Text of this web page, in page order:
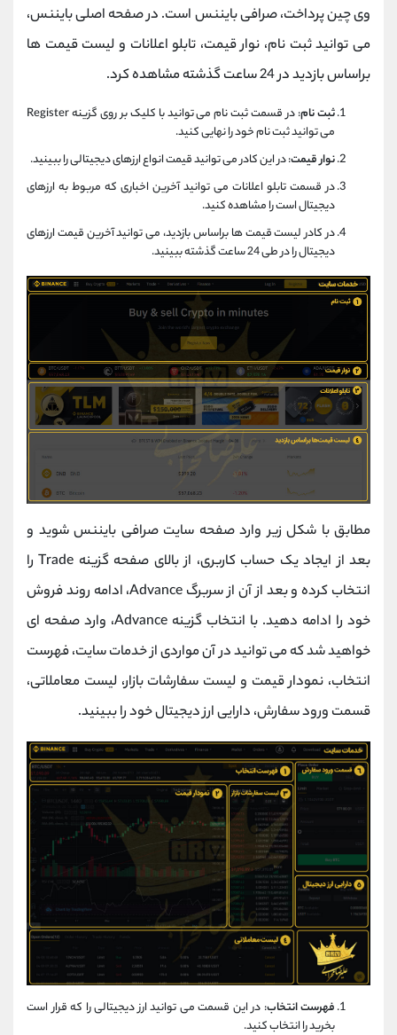
وی چین پرداخت، صرافی بایننس است. در صفحه اصلی بایننس،
می توانید ثبت نام، نوار قیمت، تابلو اعلانات و لیست قیمت ها
براساس بازدید در 24 ساعت گذشته مشاهده کرد.
ثبت نام
: در قسمت ثبت نام می توانید با کلیک بر روی گزینه Register
می توانید ثبت نام خود را نهایی کنید.
نوار قیمت: در این کادر می توانید قیمت انواع ارزهای دیجیتالی را ببینید.
در قسمت تابلو اعلانات می توانید آخرین اخباری که مربوط به ارزهای
دیجیتال است را مشاهده کنید.
در کادر لیست قیمت ها براساس بازدید، می توانید آخرین قیمت ارزهای
دیجیتال را در طی 24 ساعت گذشته ببینید.
مطابق با شکل زیر وارد صفحه سایت صرافی بایننس شوید و
بعد از ایجاد یک حساب کاربری، از بالای صفحه گزینه Trade را
انتخاب کرده و بعد از آن از سربرگ Advance، ادامه روند فروش
خود را ادامه دهید. با انتخاب گزینه Advance، وارد صفحه ای
خواهید شد که می توانید در آن مواردی از خدمات سایت، فهرست
انتخاب، نمودار قیمت و لیست سفارشات بازار، لیست معاملاتی،
قسمت ورود سفارش، دارایی ارز دیجیتال خود را ببینید.
فهرست انتخاب: در این قسمت می توانید ارز دیجیتالی را که قرار است
بخرید را انتخاب کنید.